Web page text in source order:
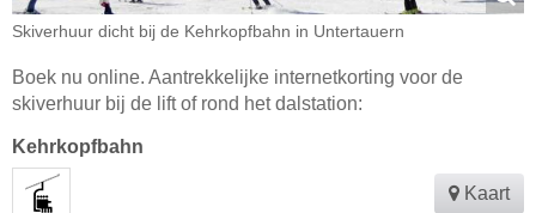
Skiverhuur dicht bij de Kehrkopfbahn in Untertauern
Boek nu online. Aantrekkelijke internetkorting voor de
skiverhuur bij de lift of rond het dalstation:
Kehrkopfbahn
Kaart